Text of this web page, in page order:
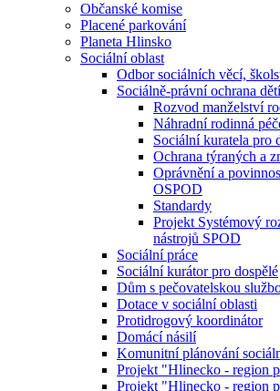
Občanské komise
Placené parkování
Planeta Hlinsko
Sociální oblast
Odbor sociálních věcí,
Sociálně-právní ochrana dětí
Rozvod manželství
Náhradní rodinná
Sociální kuratela pro
Ochrana týraných a
Oprávnění a
OSPOD
Standardy
Projekt Systémový
nástrojů SPOD
Sociální práce
Sociální kurátor pro dospělé
Dům s pečovatelskou
Dotace v sociální oblasti
Protidrogový koordinátor
Domácí násilí
Komunitní plánování
Projekt "Hlinecko - region
Projekt "Hlinecko - region